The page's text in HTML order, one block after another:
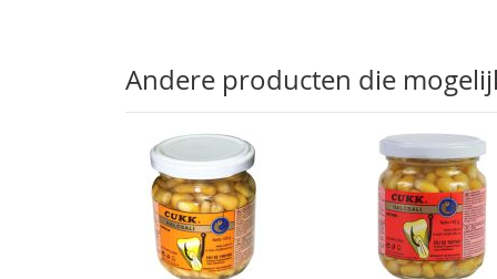
Andere producten die